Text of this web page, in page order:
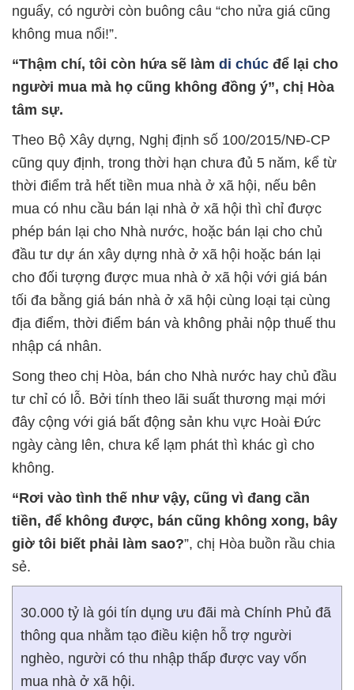
nguẩy, có người còn buông câu “cho nửa giá cũng
không mua nổi!”.
“Thậm chí, tôi còn hứa sẽ làm di chúc để lại cho
người mua mà họ cũng không đồng ý”, chị Hòa
tâm sự.
Theo Bộ Xây dựng, Nghị định số 100/2015/NĐ-CP
cũng quy định, trong thời hạn chưa đủ 5 năm, kể từ
thời điểm trả hết tiền mua nhà ở xã hội, nếu bên
mua có nhu cầu bán lại nhà ở xã hội thì chỉ được
phép bán lại cho Nhà nước, hoặc bán lại cho chủ
đầu tư dự án xây dựng nhà ở xã hội hoặc bán lại
cho đối tượng được mua nhà ở xã hội với giá bán
tối đa bằng giá bán nhà ở xã hội cùng loại tại cùng
địa điểm, thời điểm bán và không phải nộp thuế thu
nhập cá nhân.
Song theo chị Hòa, bán cho Nhà nước hay chủ đầu
tư chỉ có lỗ. Bởi tính theo lãi suất thương mại mới
đây cộng với giá bất động sản khu vực Hoài Đức
ngày càng lên, chưa kể lạm phát thì khác gì cho
không.
“Rơi vào tình thế như vậy, cũng vì đang cần
tiền, để không được, bán cũng không xong, bây
giờ tôi biết phải làm sao?”, chị Hòa buồn rầu chia
sẻ.
30.000 tỷ là gói tín dụng ưu đãi mà Chính Phủ đã
thông qua nhằm tạo điều kiện hỗ trợ người
nghèo, người có thu nhập thấp được vay vốn
mua nhà ở xã hội.